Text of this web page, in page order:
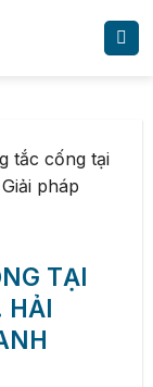
tắc cống tại
pháp
TẠI
HẢI